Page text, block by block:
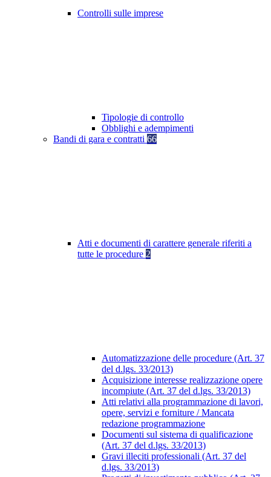
Controlli sulle imprese
Tipologie di controllo
Obblighi e adempimenti
Bandi di gara e contratti 66
Atti e documenti di carattere generale riferiti a
tutte le procedure 2
Automatizzazione delle procedure (Art. 37
del d.lgs. 33/2013)
Acquisizione interesse realizzazione opere
incompiute (Art. 37 del d.lgs. 33/2013)
Atti relativi alla programmazione di lavori,
opere, servizi e forniture / Mancata
redazione programmazione
Documenti sul sistema di qualificazione
(Art. 37 del d.lgs. 33/2013)
Gravi illeciti professionali (Art. 37 del
d.lgs. 33/2013)